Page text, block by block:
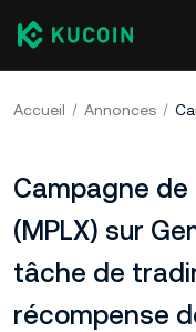
Accueil Annonces
Campagne
(MPLX) sur
tâche de
récompense